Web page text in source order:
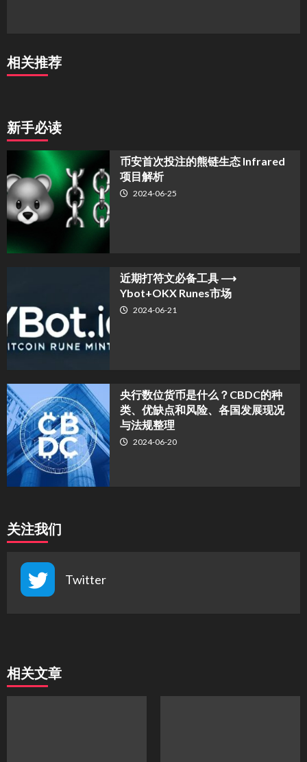
相关推荐
新手必读
币安首次投注的熊链生态 Infrared
项目解析
2024-06-25
近期打符文必备工具 ⟶
Ybot+OKX Runes市场
2024-06-21
央行数位货币是什么？CBDC的种
类、优缺点和风险、各国发展现况
与法规整理
2024-06-20
关注我们
Twitter
相关文章